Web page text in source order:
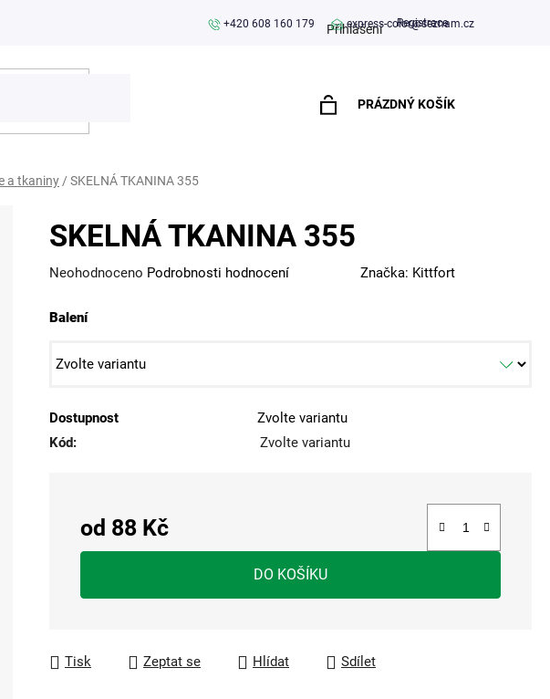
Přihlášení Registrace
+420 608 160 179 express-color@seznam.cz
PRÁZDNÝ KOŠÍK
a tkaniny / SKELNÁ TKANINA 355
SKELNÁ TKANINA 355
Průměrné
produktu
0,0
5
hvězdiček.
Neohodnoceno Podrobnosti hodnocení Značka: Kittfort
Balení
Dostupnost
Zvolte variantu
Kód:
Zvolte variantu
od 88 Kč
Měrná cena:
DO KOŠÍKU
Tisk Zeptat se Hlídat Sdílet